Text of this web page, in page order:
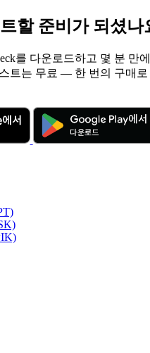
할 준비가 되셨나
를 다운로드하고 몇 분 만
트는 무료 — 한 번의 구매로